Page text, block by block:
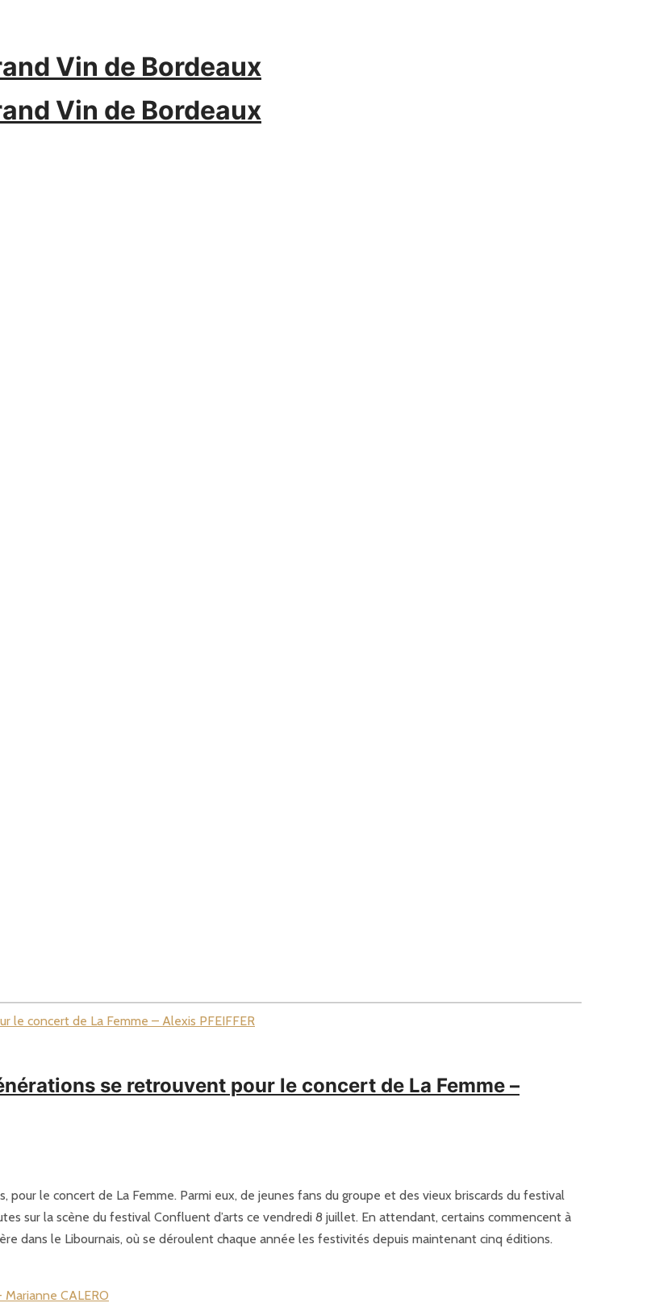
se retrouvent pour le concert de La Femme –
le concert de La Femme. Parmi eux, de jeunes fans du groupe et des vieux briscards du festival
sur la scène du festival Confluent d’arts ce vendredi 8 juillet. En attendant, certains commencent à
dans le Libournais, où se déroulent chaque année les festivités depuis maintenant cinq éditions.